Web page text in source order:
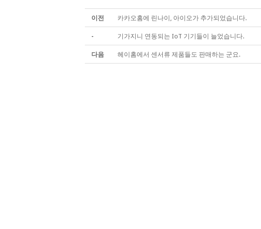
이전 카카오홈에 린나이, 아이오가 추가되었습니다.
- 기가지니 연동되는 IoT 기기들이 늘었습니다.
다음 헤이홈에서 센서류 제품들도 판매하는 군요.